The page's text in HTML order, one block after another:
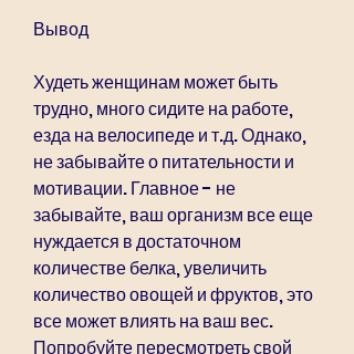
Вывод
Худеть женщинам может быть
трудно, много сидите на работе,
езда на велосипеде и т.д. Однако,
не забывайте о питательности и
мотивации. Главное - не
забывайте, ваш организм все еще
нуждается в достаточном
количестве белка, увеличить
количество овощей и фруктов, это
все может влиять на ваш вес.
Попробуйте пересмотреть свой